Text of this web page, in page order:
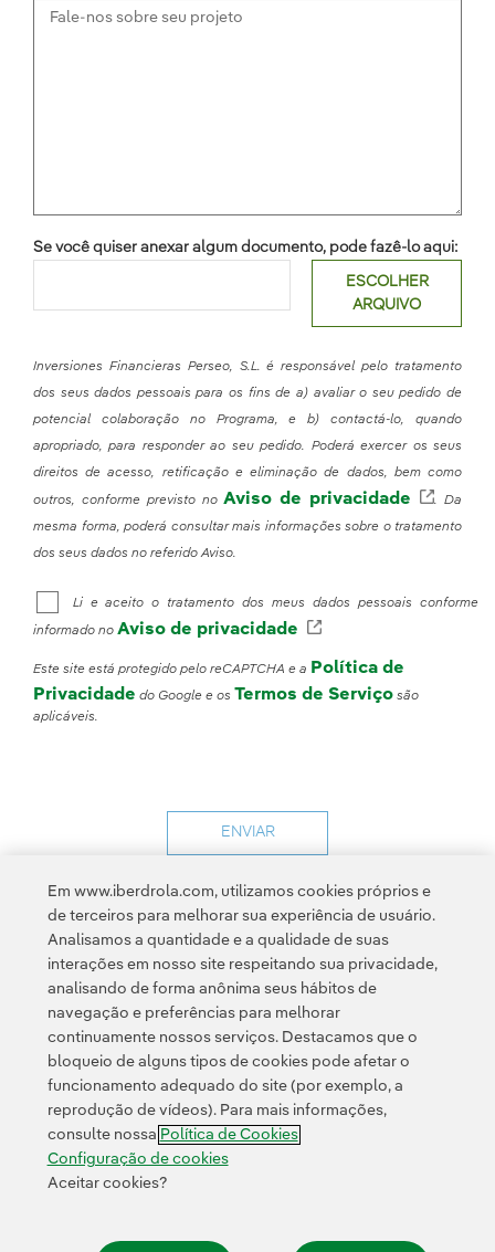
Se você quiser anexar algum documento, pode fazê-lo aqui:
ESCOLHER
ARQUIVO
Inversiones Financieras Perseo, S.L. é responsável pelo tratamento
dos seus dados pessoais para os fins de a) avaliar o seu pedido de
potencial colaboração no Programa, e b) contactá-lo, quando
apropriado, para responder ao seu pedido. Poderá exercer os seus
direitos de acesso, retificação e eliminação de dados, bem como
outros, conforme previsto noAviso de privacidade Link
. Da
mesma forma, poderá consultar mais informações sobre o tratamento
dos seus dados no referido Aviso.
Li e aceito o tratamento dos meus dados pessoais conforme
informado no Aviso de privacidade
Este site está protegido pelo reCAPTCHA e a Política de
Privacidade do Google e os Termos de Serviço são
aplicáveis.
Política de Privacidade Informação legal
Transparência no uso da IA Política de cookies Configuração de cookies
Acessibilidade Canal de denúncias
© 2026 Iberdrola, S.A. Todos os direitos reservados.
Em www.iberdrola.com, utilizamos cookies próprios e
de terceiros para melhorar sua experiência de usuário.
Analisamos a quantidade e a qualidade de suas
interações em nosso site respeitando sua privacidade,
analisando de forma anônima seus hábitos de
navegação e preferências para melhorar
continuamente nossos serviços. Destacamos que o
bloqueio de alguns tipos de cookies pode afetar o
funcionamento adequado do site (por exemplo, a
reprodução de vídeos). Para mais informações,
consulte nossa Política de Cookies
Configuração de cookies
Aceitar cookies?